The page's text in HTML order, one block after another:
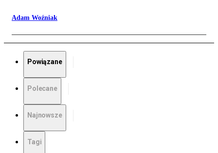
Adam Woźniak
Powiązane
Polecane
Najnowsze
Tagi